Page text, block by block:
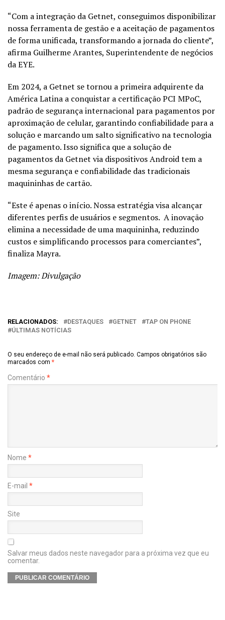
“Com a integração da Getnet, conseguimos disponibilizar
nossa ferramenta de gestão e a aceitação de pagamentos
de forma unificada, transformando a jornada do cliente”,
afirma Guilherme Arantes, Superintendente de negócios
da EYE.
Em 2024, a Getnet se tornou a primeira adquirente da
América Latina a conquistar a certificação PCI MPoC,
padrão de segurança internacional para pagamentos por
aproximação de celular, garantindo confiabilidade para a
solução e marcando um salto significativo na tecnologia
de pagamento. Isso significa que a solução de
pagamentos da Getnet via dispositivos Android tem a
mesma segurança e confiabilidade das tradicionais
maquininhas de cartão.
“Este é apenas o início. Nossa estratégia visa alcançar
diferentes perfis de usuários e segmentos. A inovação
elimina a necessidade de uma maquininha, reduzindo
custos e simplificando processos para comerciantes”,
finaliza Mayra.
Imagem: Divulgação
RELACIONADOS: DESTAQUES GETNET
TAP ON PHONE
ÚLTIMAS NOTÍCIAS
O seu endereço de e-mail não será publicado. Campos obrigatórios são
marcados com *
Comentário *
Nome *
E-mail *
Site
Salvar meus dados neste navegador para a próxima vez que eu
comentar.